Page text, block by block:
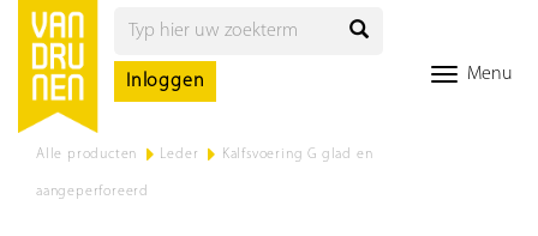
Menu
Inloggen
Alle producten > Leder > Kalfsvoering G glad en
aangeperforeerd